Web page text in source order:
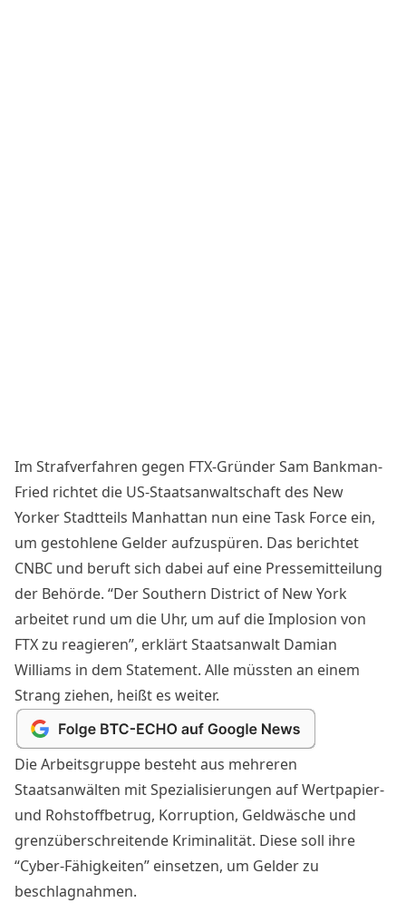
Im Strafverfahren gegen FTX-Gründer Sam Bankman-
Fried richtet die US-Staatsanwaltschaft des New
Yorker Stadtteils Manhattan nun eine Task Force ein,
um gestohlene Gelder aufzuspüren. Das berichtet
CNBC und beruft sich dabei auf eine Pressemitteilung
der Behörde. “Der Southern District of New York
arbeitet rund um die Uhr, um auf die Implosion von
FTX zu reagieren”, erklärt Staatsanwalt Damian
Williams in dem Statement. Alle müssten an einem
Strang ziehen, heißt es weiter.
Die Arbeitsgruppe besteht aus mehreren
Staatsanwälten mit Spezialisierungen auf Wertpapier-
und Rohstoffbetrug, Korruption, Geldwäsche und
grenzüberschreitende Kriminalität. Diese soll ihre
“Cyber-Fähigkeiten” einsetzen, um Gelder zu
beschlagnahmen.